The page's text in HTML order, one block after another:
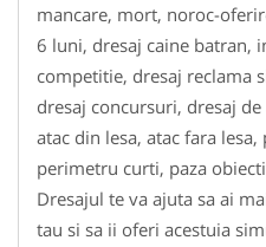
mancare, mort, noroc-
6 luni, dresaj caine batran,
competitie, dresaj reclama
dresaj concursuri, dresaj
atac din lesa, atac fara lesa,
perimetru curti, paza
Dresajul te va ajuta sa ai
tau si sa ii oferi acestuia